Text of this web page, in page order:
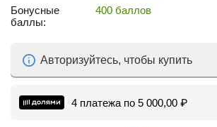
Бонусные
баллы:
400 баллов
Авторизуйтесь, чтобы купить
4 платежа по 5 000,00 ₽